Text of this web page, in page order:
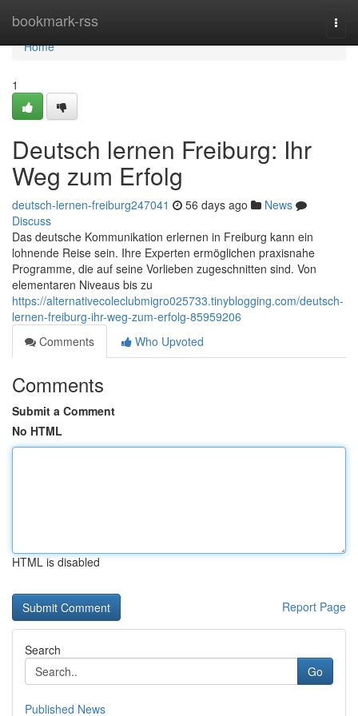
bookmark-rss
Home
Home
1
Deutsch lernen Freiburg: Ihr
Weg zum Erfolg
deutsch-lernen-freiburg247041 56 days ago
News
Discuss
Das deutsche Kommunikation erlernen in Freiburg kann ein
lohnende Reise sein. Ihre Experten ermöglichen praxisnahe
Programme, die auf seine Vorlieben zugeschnitten sind. Von
elementaren Niveaus bis zu
https://alternativecoleclubmigro025733.tinyblogging.com/deutsch-
lernen-freiburg-ihr-weg-zum-erfolg-85959206
Comments
Who Upvoted
Comments
Submit a Comment
No HTML
HTML is disabled
Report Page
Search
Go
Published News